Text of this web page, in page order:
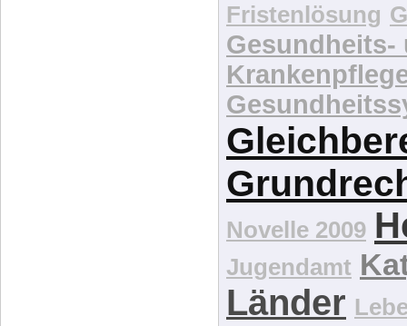
Fristenlösung
Gesundheits-
Novelle 2009
Jugendamt
Länder